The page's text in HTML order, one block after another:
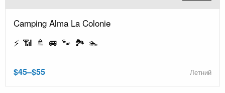
Camping Alma La Colonie
⚡ 📶 🚿 🚐 🐾 🏞️ 🏊
$45–$55 Летний